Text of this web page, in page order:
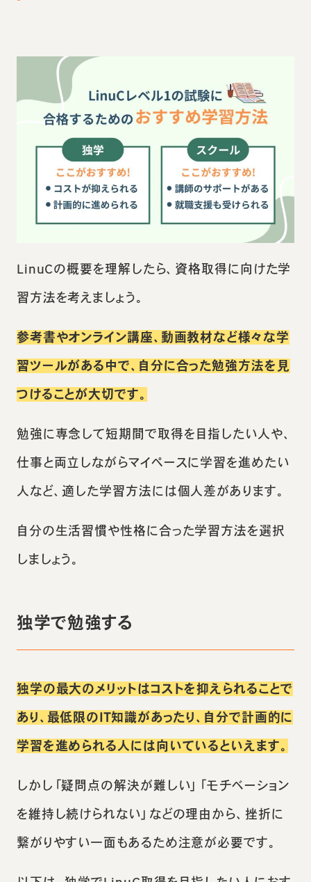
LinuCの概要を理解したら、資格取得に向けた学
習方法を考えましょう。
参考書やオンライン講座、動画教材など様々な学
習ツールがある中で、自分に合った勉強方法を見
つけることが大切です。
勉強に専念して短期間で取得を目指したい人や、
仕事と両立しながらマイペースに学習を進めたい
人など、適した学習方法には個人差があります。
自分の生活習慣や性格に合った学習方法を選択
しましょう。
独学で勉強する
独学の最大のメリットはコストを抑えられることで
あり、最低限のIT知識があったり、自分で計画的に
学習を進められる人には向いているといえます。
しかし「疑問点の解決が難しい」「モチベーション
を維持し続けられない」などの理由から、挫折に
繋がりやすい一面もあるため注意が必要です。